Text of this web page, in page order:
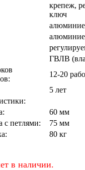
крепеж,
ключ
ГВЛВ
12-20
5 лет
60 мм
с петлями:
75 мм
80 кг
в наличии.